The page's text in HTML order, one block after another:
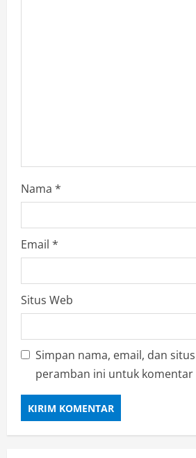
Nama *
Email *
Situs Web
Simpan nama, email, dan
peramban ini untuk komentar